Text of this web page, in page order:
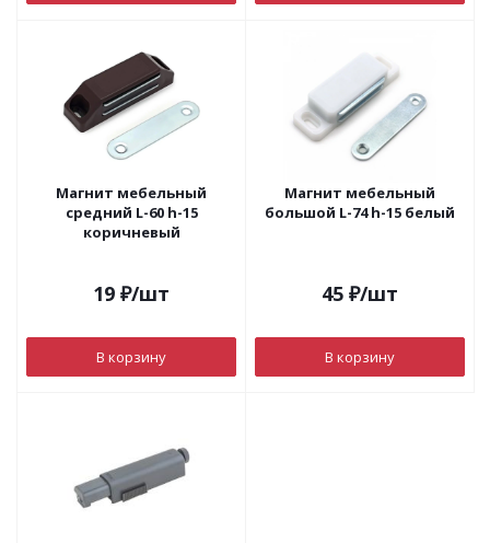
Магнит мебельный
средний L-60 h-15
коричневый
19 ₽/шт
В корзину
Магнит мебельный
большой L-74 h-15 белый
45 ₽/шт
В корзину